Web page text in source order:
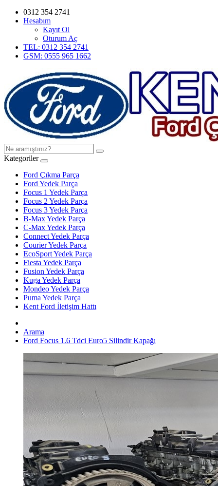
0312 354 2741
Hesabım
Kayıt Ol
Oturum Aç
TEL: 0312 354 2741
GSM: 0555 965 1662
Kategoriler
Ford Çıkma Parça
Ford Yedek Parça
Focus 1 Yedek Parça
Focus 2 Yedek Parça
Focus 3 Yedek Parça
B-Max Yedek Parça
C-Max Yedek Parça
Connect Yedek Parça
Courier Yedek Parça
EcoSport Yedek Parça
Fiesta Yedek Parça
Fusion Yedek Parça
Kuga Yedek Parça
Mondeo Yedek Parça
Puma Yedek Parça
Kent Ford İletişim Hattı
Arama
Ford Focus 1.6 Tdci Euro5 Silindir Kapağı